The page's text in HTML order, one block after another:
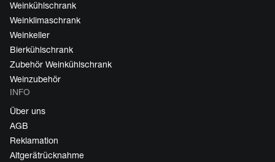
Weinkühlschrank
Weinklimaschrank
Weinkeller
Bierkühlschrank
Zubehör Weinkühlschrank
Weinzubehör
INFO
Über uns
AGB
Reklamation
Altgerätrücknahme